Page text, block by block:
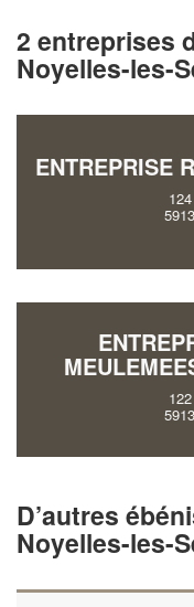
2 entreprises
Noyelles-les-
ENTREPRISE
D’autres
Noyelles-les-
✕
vos